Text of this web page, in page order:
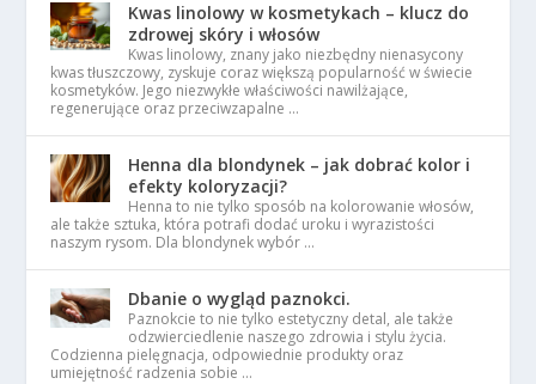
Kwas linolowy w kosmetykach – klucz do
zdrowej skóry i włosów
Kwas linolowy, znany jako niezbędny nienasycony
kwas tłuszczowy, zyskuje coraz większą popularność w świecie
kosmetyków. Jego niezwykłe właściwości nawilżające,
regenerujące oraz przeciwzapalne …
Henna dla blondynek – jak dobrać kolor i
efekty koloryzacji?
Henna to nie tylko sposób na kolorowanie włosów,
ale także sztuka, która potrafi dodać uroku i wyrazistości
naszym rysom. Dla blondynek wybór …
Dbanie o wygląd paznokci.
Paznokcie to nie tylko estetyczny detal, ale także
odzwierciedlenie naszego zdrowia i stylu życia.
Codzienna pielęgnacja, odpowiednie produkty oraz
umiejętność radzenia sobie …